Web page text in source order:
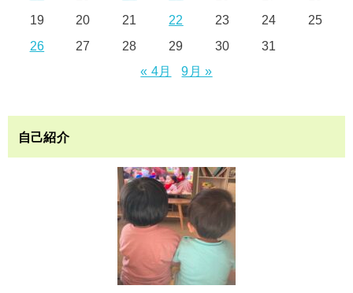
19
20 21 22 23 24
25
26
27 28 29 30
31
« 4月
9月 »
自己紹介